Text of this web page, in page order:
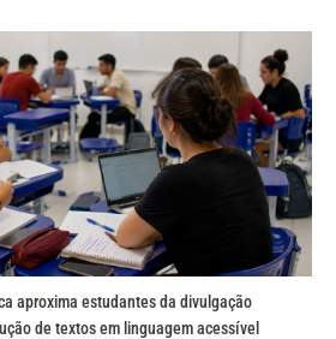
aproxima estudantes da divulgação
de textos em linguagem acessível